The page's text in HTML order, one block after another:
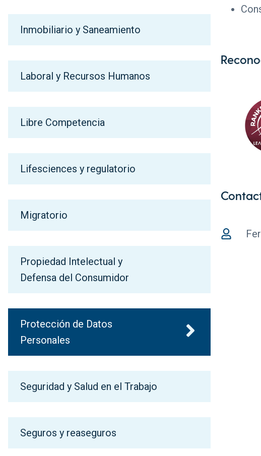
Inmobiliario y Saneamiento
Laboral y Recursos Humanos
Libre Competencia
Lifesciences y regulatorio
Migratorio
Propiedad Intelectual y
Defensa del Consumidor
Protección de Datos
Personales
Seguridad y Salud en el Trabajo
Seguros y reaseguros